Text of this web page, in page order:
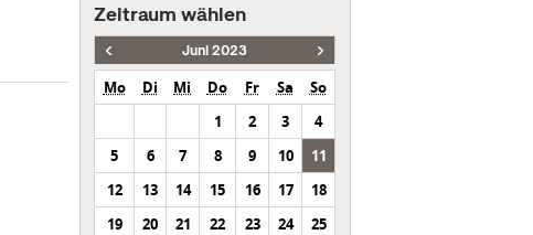
Zeitraum wählen
Juni 2023
Mo Di Mi Do Fr Sa
So
1
2 3
4
5
6 7 8 9 10
11
12
13 14 15 16 17
18
19
20 21 22 23 24
25